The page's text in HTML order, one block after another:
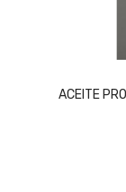
ACEITE